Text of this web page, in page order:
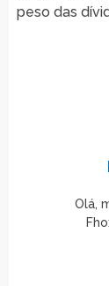
peso das
Olá,